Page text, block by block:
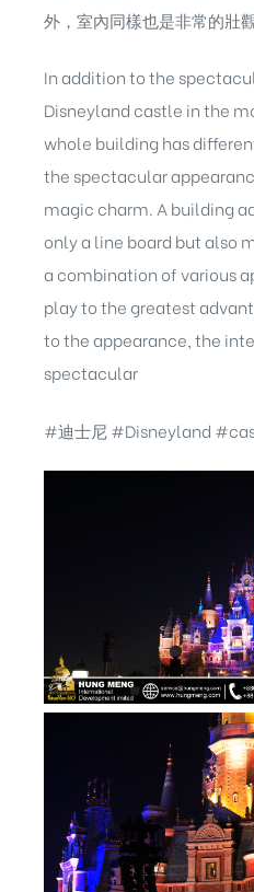
外，室內同樣也是非常的壯
In addition to the
Disneyland castle in the
whole building has
the spectacular
magic charm. A building
only a line board but also
a combination of various
play to the greatest
to the appearance, the
spectacular
#迪士尼 #Disneyland
含日本